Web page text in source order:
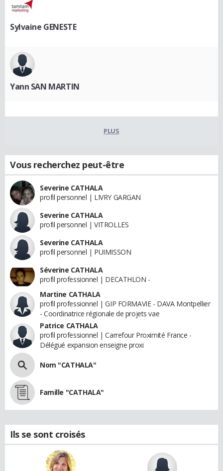
Sylvaine GENESTE
Yann SAN MARTIN
PLUS
Vous recherchez peut-être
Severine CATHALA
profil personnel | LIVRY GARGAN
Severine CATHALA
profil personnel | VITROLLES
Severine CATHALA
profil personnel | PUIMISSON
Séverine CATHALA
profil professionnel | DECATHLON -
Martine CATHALA
profil professionnel | GIP FORMAVIE - DAVA Montpellier
- Coordinatrice régionale de projets vae
Patrice CATHALA
profil professionnel | Carrefour Proximité France -
Délégué expansion enseigne proxi
Nom "CATHALA"
Famille "CATHALA"
Ils se sont croisés